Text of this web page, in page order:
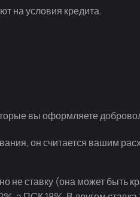
на условия кредита.
вы оформляете
он считается вашим
не ставку (она может быть